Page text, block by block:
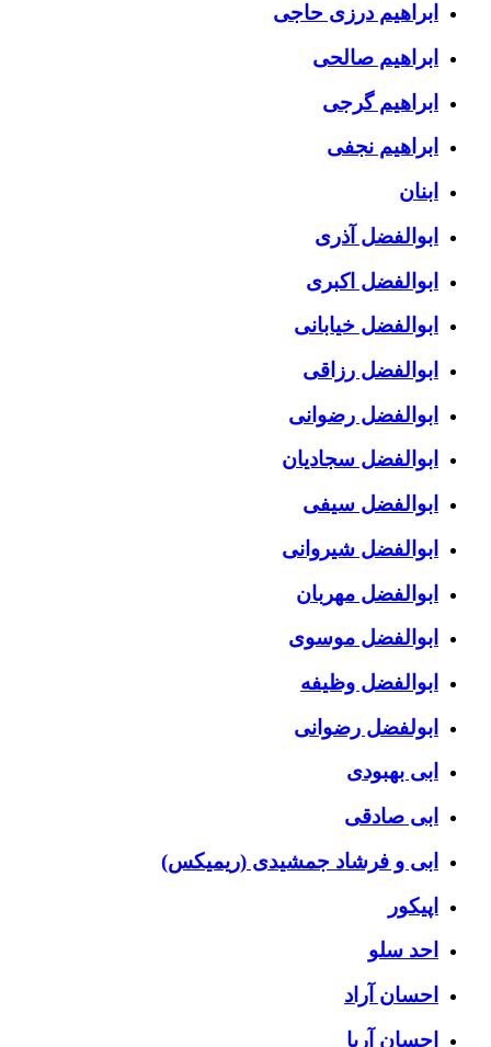
ابراهیم درزی حاجی
ابراهیم صالحی
ابراهیم گرجی
ابراهیم نجفی
ابنان
ابوالفضل آذری
ابوالفضل اکبری
ابوالفضل خیابانی
ابوالفضل رزاقی
ابوالفضل رضوانی
ابوالفضل سجادیان
ابوالفضل سیفی
ابوالفضل شیروانی
ابوالفضل مهربان
ابوالفضل موسوی
ابوالفضل وظیفه
ابولفضل رضوانی
ابی بهبودی
ابی صادقی
ابی و فرشاد جمشیدی (ریمیکس)
اپیکور
احد سلو
احسان آراد
احسان آریا